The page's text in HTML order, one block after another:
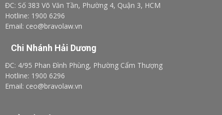
ĐC: Số 383 Võ Văn Tần, Phường 4, Quận 3, HCM
Hotline: 1900 6296
Email: ceo@bravolaw.vn
Chi Nhánh Hải Dương
ĐC: 4/95 Phan Đình Phùng, Phường Cẩm Thượng
Hotline: 1900 6296
Email: ceo@bravolaw.vn